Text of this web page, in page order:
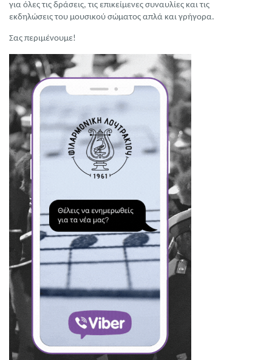
για όλες τις δράσεις, τις επικείμενες συναυλίες και τις
εκδηλώσεις του μουσικού σώματος απλά και γρήγορα.
Σας περιμένουμε!